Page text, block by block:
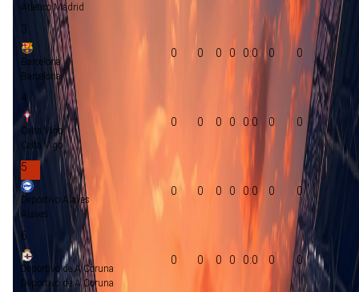
Atletico Madrid
3
Barcelona
Barcelona
0 0 0 0 0:0 0 0
4
Celta Vigo
Celta Vigo
0 0 0 0 0:0 0 0
5
Deportivo Alaves
Alaves
0 0 0 0 0:0 0 0
6
Deportivo de A Coruna
Deportivo de A Coruna
0 0 0 0 0:0 0 0